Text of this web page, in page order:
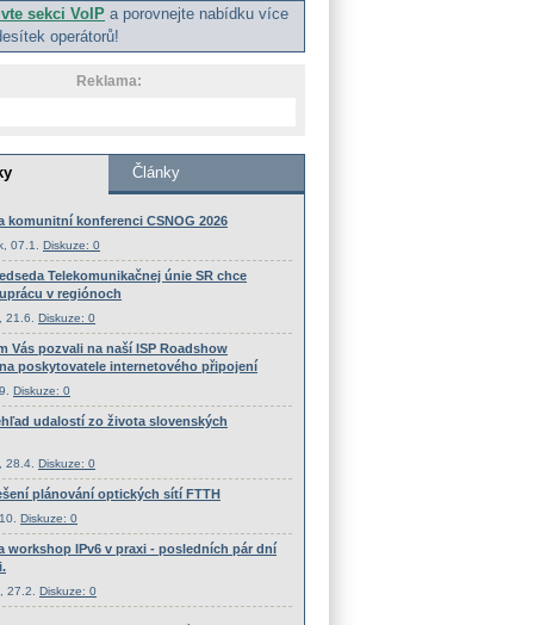
sekci VoIP a porovnejte nabídku více
operátorů!
Reklama: